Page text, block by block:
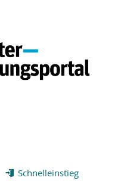
Schnelleinstieg